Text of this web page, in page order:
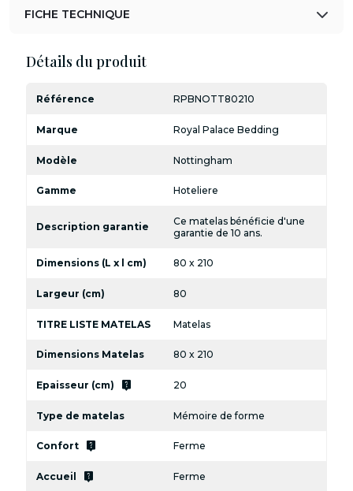
FICHE TECHNIQUE
Détails du produit
Référence RPBNOTT80210
Marque Royal Palace Bedding
Modèle Nottingham
Gamme Hoteliere
Description garantie
Ce matelas bénéficie d'une
garantie de 10 ans.
Dimensions (L x l cm) 80 x 210
Largeur (cm) 80
TITRE LISTE MATELAS Matelas
Dimensions Matelas 80 x 210
Epaisseur (cm) live_help 20
Type de matelas Mémoire de forme
Confort live_help Ferme
Accueil live_help Ferme